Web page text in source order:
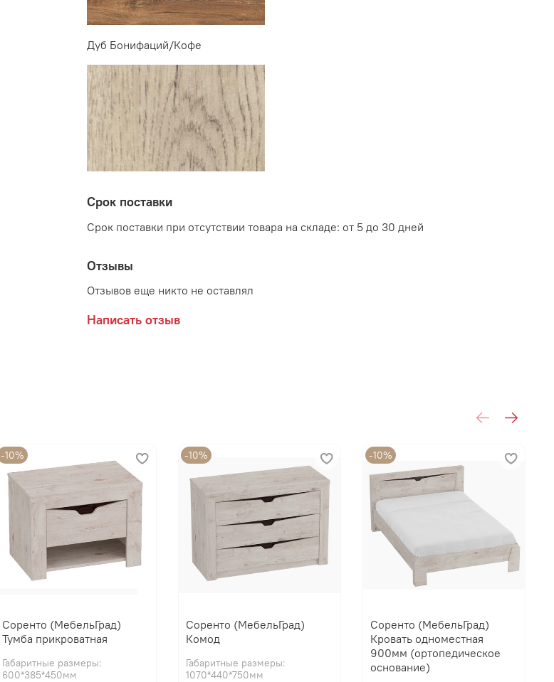
Дуб Бонифаций/Кофе
Срок поставки
Срок поставки при отсутствии товара на складе: от 5 до 30 дней
Отзывы
Отзывов еще никто не оставлял
Написать отзыв
-10%
Соренто (МебельГрад)
Тумба прикроватная
Габаритные размеры:
600*385*450мм
-10%
Соренто (МебельГрад)
Комод
Габаритные размеры:
1070*440*750мм
-10%
Соренто (МебельГрад)
Кровать одноместная
900мм (ортопедическое
основание)